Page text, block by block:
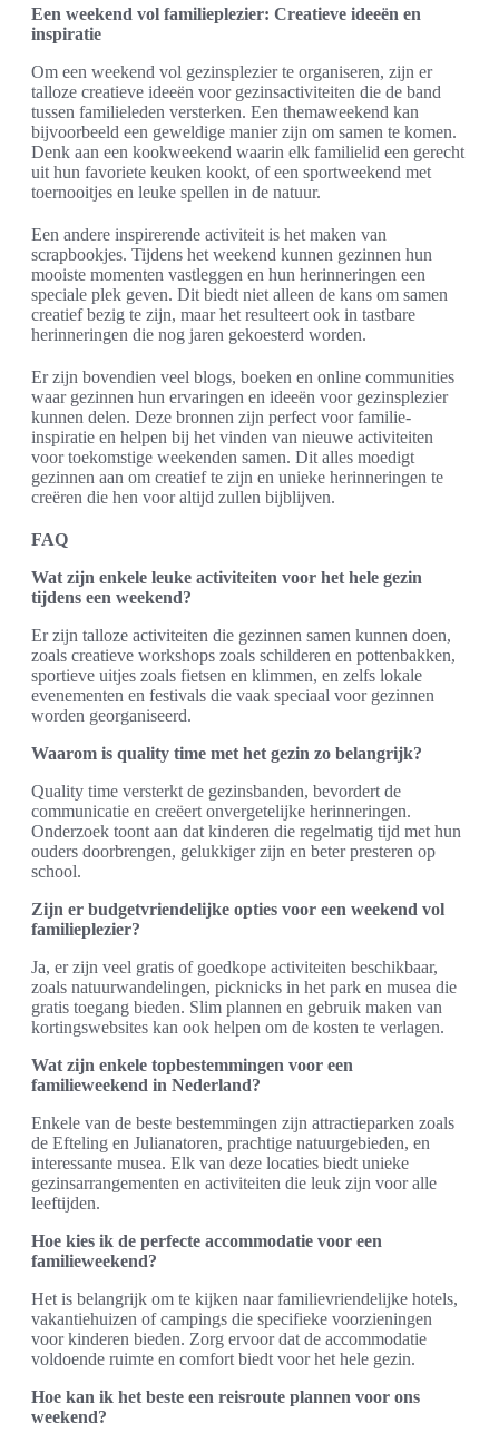
Een weekend vol familieplezier: Creatieve ideeën en
inspiratie
Om een weekend vol gezinsplezier te organiseren, zijn er
talloze creatieve ideeën voor gezinsactiviteiten die de band
tussen familieleden versterken. Een themaweekend kan
bijvoorbeeld een geweldige manier zijn om samen te komen.
Denk aan een kookweekend waarin elk familielid een gerecht
uit hun favoriete keuken kookt, of een sportweekend met
toernooitjes en leuke spellen in de natuur.
Een andere inspirerende activiteit is het maken van
scrapbookjes. Tijdens het weekend kunnen gezinnen hun
mooiste momenten vastleggen en hun herinneringen een
speciale plek geven. Dit biedt niet alleen de kans om samen
creatief bezig te zijn, maar het resulteert ook in tastbare
herinneringen die nog jaren gekoesterd worden.
Er zijn bovendien veel blogs, boeken en online communities
waar gezinnen hun ervaringen en ideeën voor gezinsplezier
kunnen delen. Deze bronnen zijn perfect voor familie-
inspiratie en helpen bij het vinden van nieuwe activiteiten
voor toekomstige weekenden samen. Dit alles moedigt
gezinnen aan om creatief te zijn en unieke herinneringen te
creëren die hen voor altijd zullen bijblijven.
FAQ
Wat zijn enkele leuke activiteiten voor het hele gezin
tijdens een weekend?
Er zijn talloze activiteiten die gezinnen samen kunnen doen,
zoals creatieve workshops zoals schilderen en pottenbakken,
sportieve uitjes zoals fietsen en klimmen, en zelfs lokale
evenementen en festivals die vaak speciaal voor gezinnen
worden georganiseerd.
Waarom is quality time met het gezin zo belangrijk?
Quality time versterkt de gezinsbanden, bevordert de
communicatie en creëert onvergetelijke herinneringen.
Onderzoek toont aan dat kinderen die regelmatig tijd met hun
ouders doorbrengen, gelukkiger zijn en beter presteren op
school.
Zijn er budgetvriendelijke opties voor een weekend vol
familieplezier?
Ja, er zijn veel gratis of goedkope activiteiten beschikbaar,
zoals natuurwandelingen, picknicks in het park en musea die
gratis toegang bieden. Slim plannen en gebruik maken van
kortingswebsites kan ook helpen om de kosten te verlagen.
Wat zijn enkele topbestemmingen voor een
familieweekend in Nederland?
Enkele van de beste bestemmingen zijn attractieparken zoals
de Efteling en Julianatoren, prachtige natuurgebieden, en
interessante musea. Elk van deze locaties biedt unieke
gezinsarrangementen en activiteiten die leuk zijn voor alle
leeftijden.
Hoe kies ik de perfecte accommodatie voor een
familieweekend?
Het is belangrijk om te kijken naar familievriendelijke hotels,
vakantiehuizen of campings die specifieke voorzieningen
voor kinderen bieden. Zorg ervoor dat de accommodatie
voldoende ruimte en comfort biedt voor het hele gezin.
Hoe kan ik het beste een reisroute plannen voor ons
weekend?